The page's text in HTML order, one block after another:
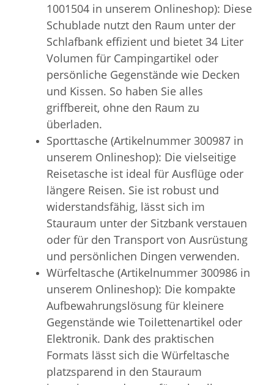
1001504 in unserem Onlineshop): Diese
Schublade nutzt den Raum unter der
Schlafbank effizient und bietet 34 Liter
Volumen für Campingartikel oder
persönliche Gegenstände wie Decken
und Kissen. So haben Sie alles
griffbereit, ohne den Raum zu
überladen.
Sporttasche (Artikelnummer 300987 in
unserem Onlineshop): Die vielseitige
Reisetasche ist ideal für Ausflüge oder
längere Reisen. Sie ist robust und
widerstandsfähig, lässt sich im
Stauraum unter der Sitzbank verstauen
oder für den Transport von Ausrüstung
und persönlichen Dingen verwenden.
Würfeltasche (Artikelnummer 300986 in
unserem Onlineshop): Die kompakte
Aufbewahrungslösung für kleinere
Gegenstände wie Toilettenartikel oder
Elektronik. Dank des praktischen
Formats lässt sich die Würfeltasche
platzsparend in den Stauraum